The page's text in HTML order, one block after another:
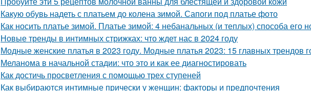
Какую обувь надеть с платьем до колена зимой. Сапоги под платье фото
Как носить платье зимой. Платье зимой: 4 небанальных (и теплых) способа его
Новые тренды в интимных стрижках: что ждет нас в 2024 году
Модные женские платья в 2023 году. Модные платья 2023: 15 главных трендов
Меланома в начальной стадии: что это и как ее диагностировать
Как достичь просветления с помощью трех ступеней
Как выбираются интимные прически у женщин: факторы и предпочтения